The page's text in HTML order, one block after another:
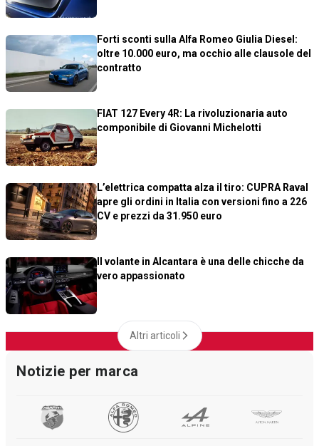
Forti sconti sulla Alfa Romeo Giulia Diesel:
oltre 10.000 euro, ma occhio alle clausole del
contratto
FIAT 127 Every 4R: La rivoluzionaria auto
componibile di Giovanni Michelotti
L’elettrica compatta alza il tiro: CUPRA Raval
apre gli ordini in Italia con versioni fino a 226
CV e prezzi da 31.950 euro
Il volante in Alcantara è una delle chicche da
vero appassionato
Altri articoli
Notizie per marca